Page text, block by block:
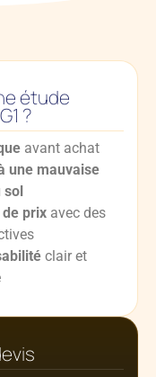
étude
?
avant achat
une mauvaise
prixavec des
clair et